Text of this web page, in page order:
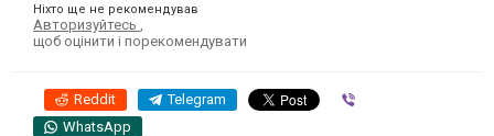
Ніхто ще не рекомендував
Авторизуйтесь
щоб оцінити і порекомендувати
Reddit Telegram
WhatsApp